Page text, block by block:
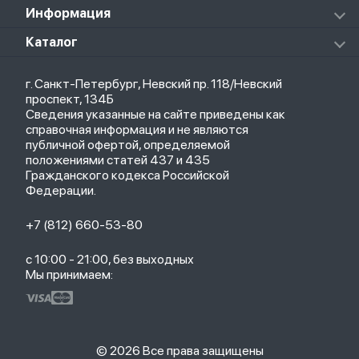
Xiaomi Redmi Pad
Роботы-пылесосы
Стилусы
Товары для детей
Саундбары
Мониторы
ТВ-приставки
Аксессуары к пылесосам и швабрам
Чехлы
Рюкзаки
Кабели
Зарядные устройства
Информация
О магазине
Политика конфиденциальности
Оплата и доставка
Партнерская программа
Гарантия
Обмен и возврат
Бонусы
Trade-in
Каталог
Новые поступления
Популярное
Акции
г. Санкт-Петербург, Невский пр. 118/Невский
проспект, 134Б
Сведения указанные на сайте приведены как
справочная информация и не являются
публичной офертой, определяемой
положениями статей 437 и 435
Гражданского кодекса Российской
Федерации.
+7 (812) 660-53-80
с 10:00 - 21:00, без выходных
Мы принимаем:
© 2026 Все права защищены